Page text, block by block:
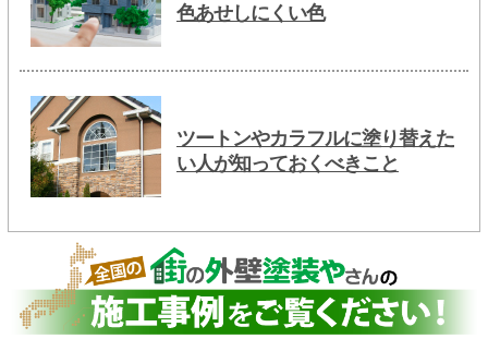
色あせしにくい色
ツートンやカラフルに塗り替えた
い人が知っておくべきこと